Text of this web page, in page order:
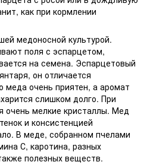
как при кормлении
медоносной культурой.
поля с эспарцетом,
на семена. Эспарцетовый
он отличается
меда очень приятен, а аромат
слишком долго. При
очень мелкие кристаллы. Мед
и консистенцией
В меде, собранном пчелами
С, каротина, разных
полезных веществ.